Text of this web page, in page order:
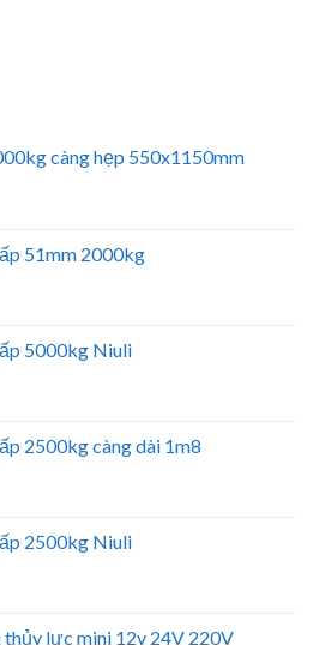
càng hẹp 550x1150mm
51mm 2000kg
5000kg Niuli
2500kg càng dài 1m8
2500kg Niuli
thủy lực mini 12v 24V 220V